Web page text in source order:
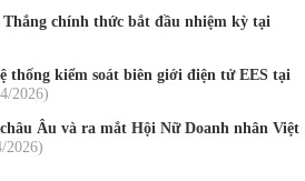
chính thức bắt đầu nhiệm kỳ tại
thống kiểm soát biên giới điện tử EES tại
/2026
Âu và ra mắt Hội Nữ Doanh nhân Việt
/2026
Năm mới 2020 24 /12/2019
03/02 /2019
15/02